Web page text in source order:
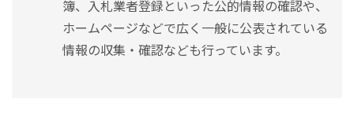
簿、入札業者登録といった公的情報の確認や、
ホームページなどで広く一般に公表されている
情報の収集・確認なども行っています。